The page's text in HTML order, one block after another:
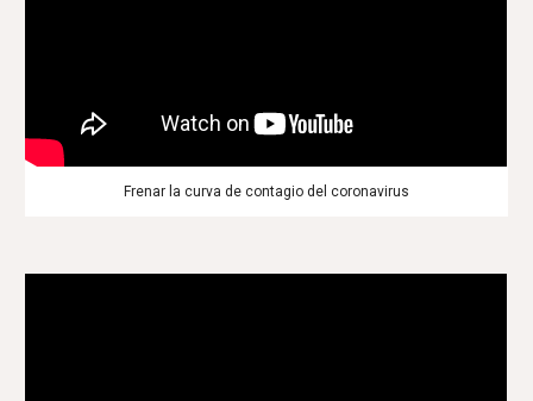
Frenar la curva de contagio del coronavirus